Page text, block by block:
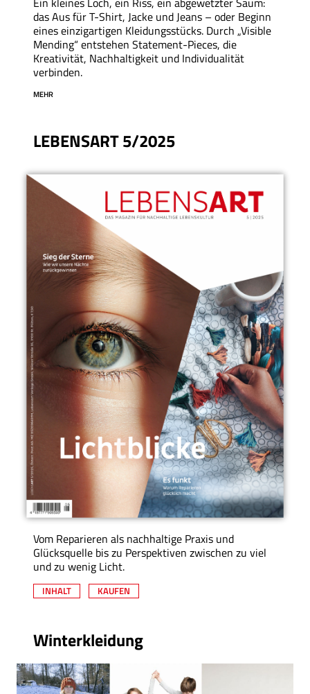
das Aus für T-Shirt, Jacke und Jeans – oder Beginn
eines einzigartigen Kleidungsstücks. Durch „Visible
Mending“ entstehen Statement-Pieces, die
Kreativität, Nachhaltigkeit und Individualität
verbinden.
MEHR
LEBENSART 5/2025
Vom Reparieren als nachhaltige Praxis und
Glücksquelle bis zu Perspektiven zwischen zu viel
und zu wenig Licht.
INHALT KAUFEN
Winterkleidung